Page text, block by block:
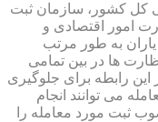
کل کشور، سازمان ثبت
امور اقتصادی و
به طور مرتب
ها در بین تمامی
رابطه برای جلوگیری
می توانند انجام
ثبت مورد معامله را